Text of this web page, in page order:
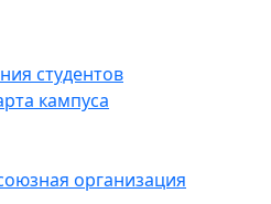
студентов
кампуса
организация